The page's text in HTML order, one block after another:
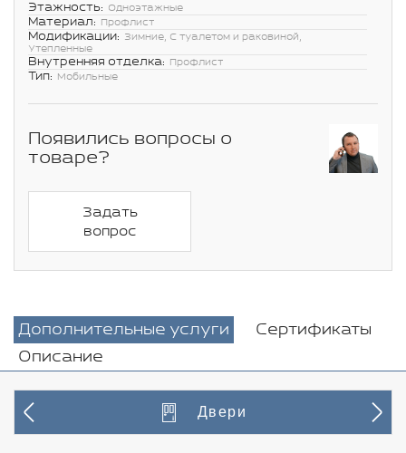
Этажность: Одноэтажные
Материал: Профлист
Модификации: Зимние, С туалетом и раковиной,
Утепленные
Внутренняя отделка: Профлист
Тип: Мобильные
Появились вопросы о
товаре?
Задать
вопрос
Дополнительные услуги
Сертификаты
Описание
Двери